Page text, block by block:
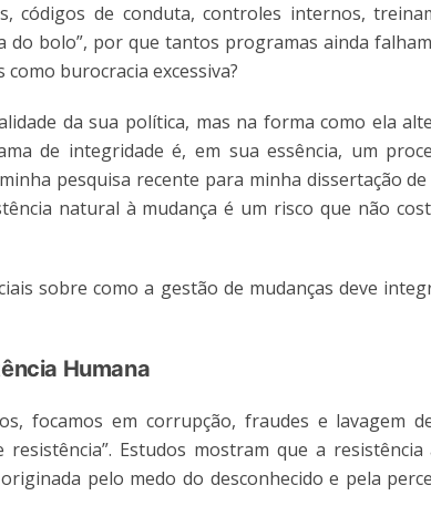
códigos de conduta, controles internos,
do bolo”, por que tantos programas ainda
burocracia excessiva?
da sua política, mas na forma como ela
de integridade é, em sua essência, um
pesquisa recente para minha dissertação
natural à mudança é um risco que não
sobre como a gestão de mudanças deve
Humana
focamos em corrupção, fraudes e lavagem
Estudos mostram que a
pelo medo do desconhecido e pela